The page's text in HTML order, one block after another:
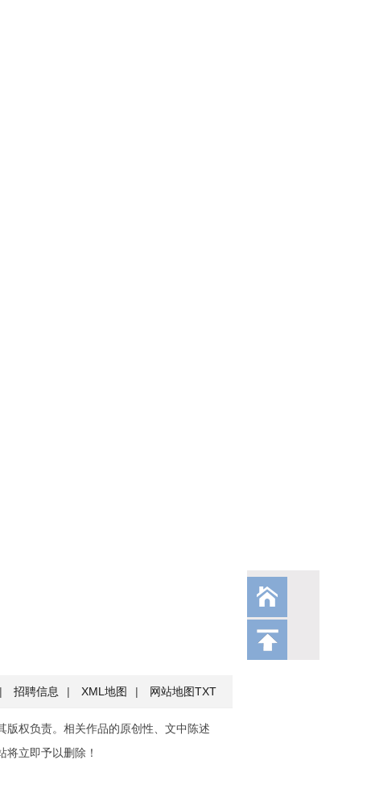
| 招聘信息 | XML地图 | 网站地图TXT
权负责。相关作品的原创性、文中陈述
立即予以删除！